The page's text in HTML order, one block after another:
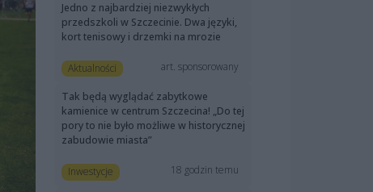
Jedno z najbardziej niezwykłych
przedszkoli w Szczecinie. Dwa języki,
kort tenisowy i drzemki na mrozie
Aktualności art. sponsorowany
Tak będą wyglądać zabytkowe
kamienice w centrum Szczecina! „Do tej
pory to nie było możliwe w historycznej
zabudowie miasta”
Inwestycje 18 godzin temu